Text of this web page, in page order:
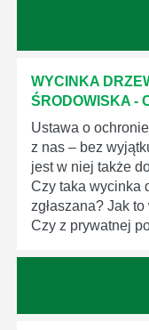
WYCINKA
ŚRODOWISKA -
Ustawa o
z nas – bez
jest w niej także
Czy taka wycinka
zgłaszana? Jak
Czy z prywatnej